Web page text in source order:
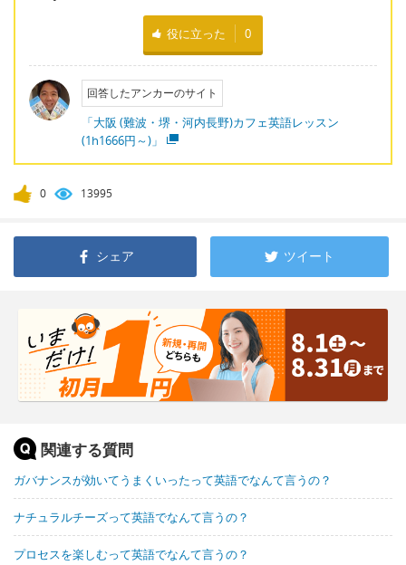
役に立った 0
回答したアンカーのサイト
「大阪 (難波・堺・河内長野)カフェ英語レッスン
(1h1666円～)」
0 13995
シェア ツイート
関連する質問
ガバナンスが効いてうまくいったって英語でなんて言うの？
ナチュラルチーズって英語でなんて言うの？
プロセスを楽しむって英語でなんて言うの？